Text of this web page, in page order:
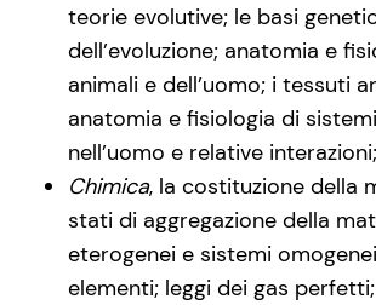
teorie evolutive; le basi
dell’evoluzione; anatomia e
animali e dell’uomo; i tessuti
anatomia e fisiologia di
nell’uomo e relative
Chimica, la costituzione della
stati di aggregazione della
eterogenei e sistemi
elementi; leggi dei gas